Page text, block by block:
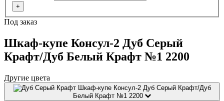
+
Под заказ
Шкаф-купе Консул-2 Дуб Серый
Крафт/Дуб Белый Крафт №1 2200
Другие цвета
Шкаф-купе Консул-2 Дуб Серый Крафт/Дуб
Белый Крафт №1 2200